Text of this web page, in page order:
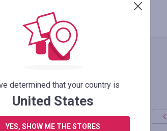
determined that your country is
United States
YES, SHOW ME THE STORES